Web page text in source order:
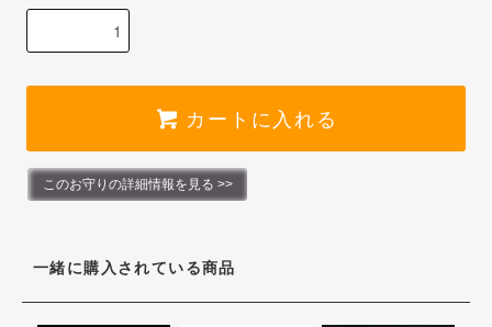
カートに入れる
このお守りの詳細情報を見る >>
一緒に購入されている商品